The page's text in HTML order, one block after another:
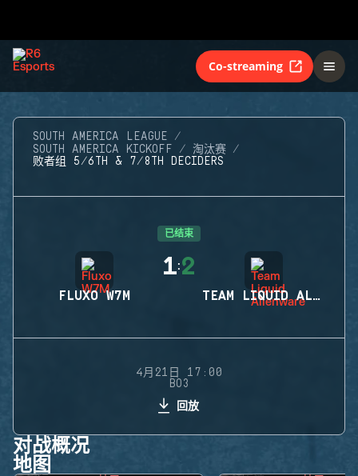
Co-streaming
SOUTH AMERICA LEAGUE
SOUTH AMERICA KICKOFF
淘汰赛
败者组 5/6TH & 7/8TH DECIDERS
已结束
FLUXO W7M
1:2
TEAM LIQUID ALIENWARE
4月21日 17:00
BO3
回放
对战概况
地图